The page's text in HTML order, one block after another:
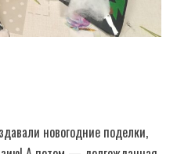
новогодние поделки,